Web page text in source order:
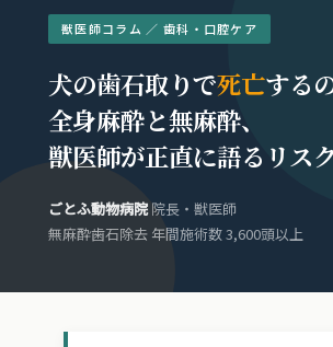
獣医師コラム ／ 歯科・口腔ケア
犬の歯石取りで死亡する
全身麻酔と無麻酔、
獣医師が正直に語るリス
ごとふ動物病院院長・獣医師
無麻酔歯石除去 年間施術数 3,600頭以上